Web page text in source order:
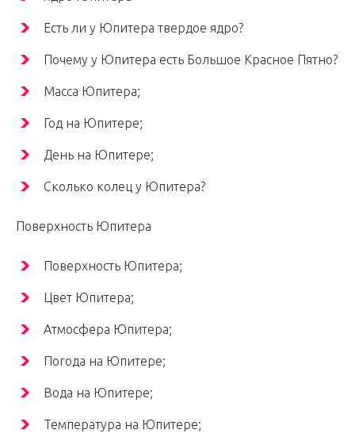
Есть ли у Юпитера твердое ядро?
Почему у Юпитера есть Большое Красное Пятно?
Масса Юпитера;
Год на Юпитере;
День на Юпитере;
Сколько колец у Юпитера?
Поверхность Юпитера
Поверхность Юпитера;
Цвет Юпитера;
Атмосфера Юпитера;
Погода на Юпитере;
Вода на Юпитере;
Температура на Юпитере;